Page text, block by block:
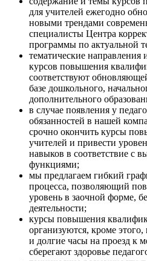
для учителей ежегодно
новыми трендами
специалисты Центра
программы по актуальной
тематические
курсов повышения
соответствуют
базе дошкольного,
дополнительного
в случае появления у
обязанностей в нашей
срочно окончить курсы
учителей и привести
навыков в соответствие с
функциями;
мы предлагаем гибкий
процесса, позволяющий
уровень в заочной форме,
деятельности;
курсы повышения
организуются, кроме этого,
и долгие часы на проезд к
сберегают здоровье